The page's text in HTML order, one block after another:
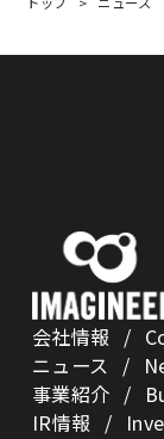
会社情報 /
ニュース /
事業紹介 /
IR情報 /